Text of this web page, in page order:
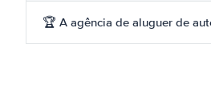
🏆 A agência de aluguer de